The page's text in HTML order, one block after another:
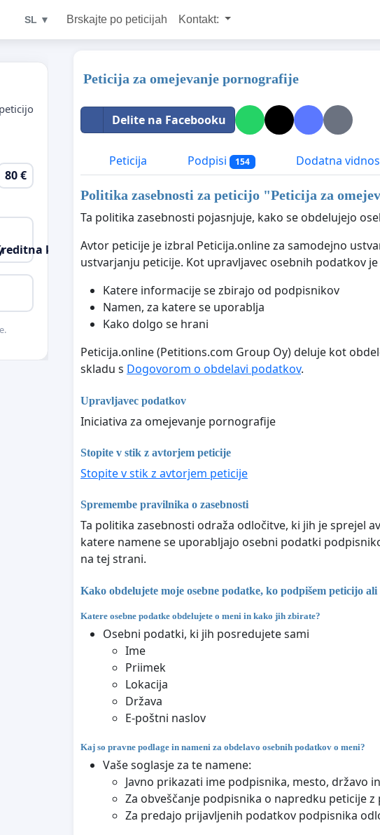
SL ▼ Brskajte po peticijah Kontakt:
Peticija za omejevanje pornografije
Delite na Facebooku
Peticija Podpisi 154 Dodatna
Politika zasebnosti za peticijo "Peticija za
Ta politika zasebnosti pojasnjuje, kako se obdelujejo
Avtor peticije je izbral Peticija.online za samodejno
ustvarjanju peticije. Kot upravljavec osebnih podatkov
Katere informacije se zbirajo od podpisnikov
Namen, za katere se uporablja
Kako dolgo se hrani
Peticija.online (Petitions.com Group Oy) deluje kot
skladu s Dogovorom o obdelavi podatkov.
Upravljavec podatkov
Iniciativa za omejevanje pornografije
Stopite v stik z avtorjem peticije
Stopite v stik z avtorjem peticije
Spremembe pravilnika o zasebnosti
Ta politika zasebnosti odraža odločitve, ki jih je sprejel
katere namene se uporabljajo osebni podatki
na tej strani.
Kako obdelujete moje osebne podatke, ko podpišem peticijo
Katere osebne podatke obdelujete o meni in kako jih zbirate?
Osebni podatki, ki jih posredujete sami
Ime
Priimek
Lokacija
Država
E-poštni naslov
Kaj so pravne podlage in nameni za obdelavo osebnih podatkov o meni?
Vaše soglasje za te namene:
Javno prikazati ime podpisnika, mesto, državo
Za obveščanje podpisnika o napredku peticije
Za predajo prijavljenih podatkov podpisnika
80 €
kartica